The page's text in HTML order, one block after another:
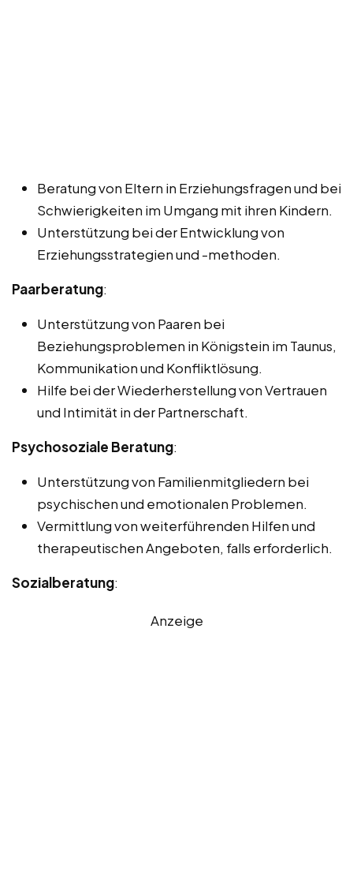
Beratung von Eltern in Erziehungsfragen und bei
Schwierigkeiten im Umgang mit ihren Kindern.
Unterstützung bei der Entwicklung von
Erziehungsstrategien und -methoden.
Paarberatung:
Unterstützung von Paaren bei
Beziehungsproblemen in Königstein im Taunus,
Kommunikation und Konfliktlösung.
Hilfe bei der Wiederherstellung von Vertrauen
und Intimität in der Partnerschaft.
Psychosoziale Beratung:
Unterstützung von Familienmitgliedern bei
psychischen und emotionalen Problemen.
Vermittlung von weiterführenden Hilfen und
therapeutischen Angeboten, falls erforderlich.
Sozialberatung:
Anzeige